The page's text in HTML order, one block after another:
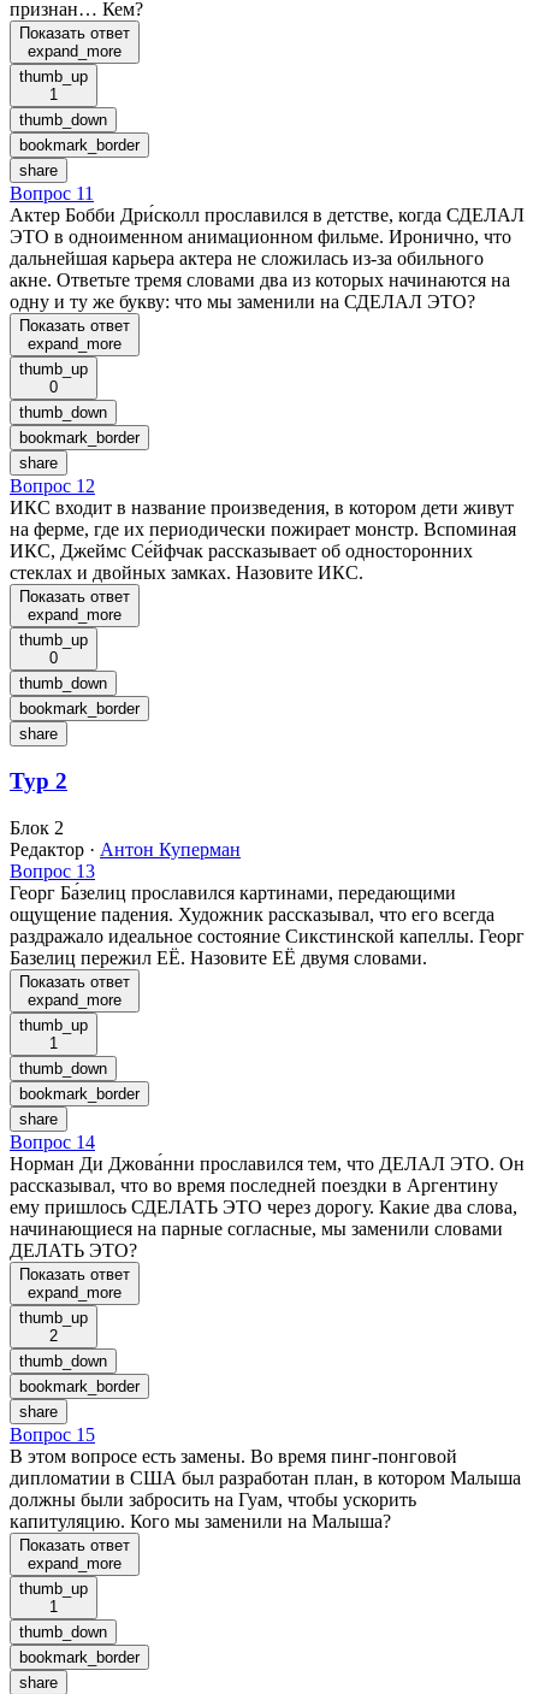
признан… Кем?
Показать ответ
expand_more
thumb_up
1
thumb_down
bookmark_border
share
Вопрос 11
Актер Бобби Дри́сколл прославился в детстве, когда СДЕЛАЛ
ЭТО в одноименном анимационном фильме. Иронично, что
дальнейшая карьера актера не сложилась из-за обильного
акне. Ответьте тремя словами два из которых начинаются на
одну и ту же букву: что мы заменили на СДЕЛАЛ ЭТО?
Показать ответ
expand_more
thumb_up
0
thumb_down
bookmark_border
share
Вопрос 12
ИКС входит в название произведения, в котором дети живут
на ферме, где их периодически пожирает монстр. Вспоминая
ИКС, Джеймс Се́йфчак рассказывает об односторонних
стеклах и двойных замках. Назовите ИКС.
Показать ответ
expand_more
thumb_up
0
thumb_down
bookmark_border
share
Тур 2
Блок 2
Редактор · Антон Куперман
Вопрос 13
Георг Ба́зелиц прославился картинами, передающими
ощущение падения. Художник рассказывал, что его всегда
раздражало идеальное состояние Сикстинской капеллы. Георг
Базелиц пережил ЕЁ. Назовите ЕЁ двумя словами.
Показать ответ
expand_more
thumb_up
1
thumb_down
bookmark_border
share
Вопрос 14
Норман Ди Джова́нни прославился тем, что ДЕЛАЛ ЭТО. Он
рассказывал, что во время последней поездки в Аргентину
ему пришлось СДЕЛАТЬ ЭТО через дорогу. Какие два слова,
начинающиеся на парные согласные, мы заменили словами
ДЕЛАТЬ ЭТО?
Показать ответ
expand_more
thumb_up
2
thumb_down
bookmark_border
share
Вопрос 15
В этом вопросе есть замены. Во время пинг-понговой
дипломатии в США был разработан план, в котором Малыша
должны были забросить на Гуам, чтобы ускорить
капитуляцию. Кого мы заменили на Малыша?
Показать ответ
expand_more
thumb_up
1
thumb_down
bookmark_border
share